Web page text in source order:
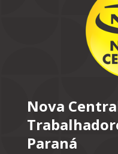
Nova
Paraná